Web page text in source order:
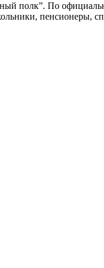
полк”. По
пенсионеры,